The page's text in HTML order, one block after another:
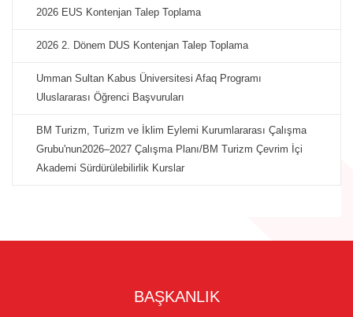
2026 EUS Kontenjan Talep Toplama
2026 2. Dönem DUS Kontenjan Talep Toplama
Umman Sultan Kabus Üniversitesi Afaq Programı
Uluslararası Öğrenci Başvuruları
BM Turizm, Turizm ve İklim Eylemi Kurumlararası Çalışma
Grubu'nun2026–2027 Çalışma Planı/BM Turizm Çevrim İçi
Akademi Sürdürülebilirlik Kurslar
BAŞKANLIK